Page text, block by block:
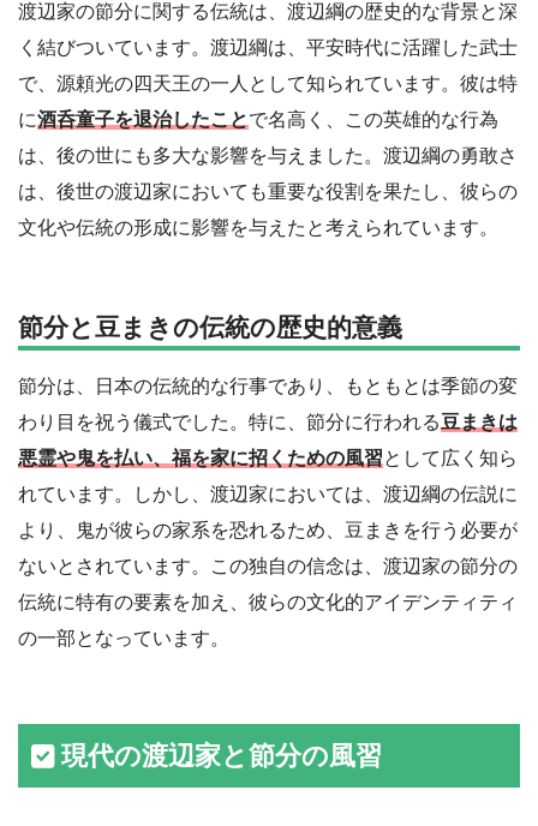
渡辺家の節分に関する伝統は、渡辺綱の歴史的な背景と深
く結びついています。渡辺綱は、平安時代に活躍した武士
で、源頼光の四天王の一人として知られています。彼は特
に酒呑童子を退治したことで名高く、この英雄的な行為
は、後の世にも多大な影響を与えました。渡辺綱の勇敢さ
は、後世の渡辺家においても重要な役割を果たし、彼らの
文化や伝統の形成に影響を与えたと考えられています。
節分と豆まきの伝統の歴史的意義
節分は、日本の伝統的な行事であり、もともとは季節の変
わり目を祝う儀式でした。特に、節分に行われる豆まきは
悪霊や鬼を払い、福を家に招くための風習として広く知ら
れています。しかし、渡辺家においては、渡辺綱の伝説に
より、鬼が彼らの家系を恐れるため、豆まきを行う必要が
ないとされています。この独自の信念は、渡辺家の節分の
伝統に特有の要素を加え、彼らの文化的アイデンティティ
の一部となっています。
現代の渡辺家と節分の風習